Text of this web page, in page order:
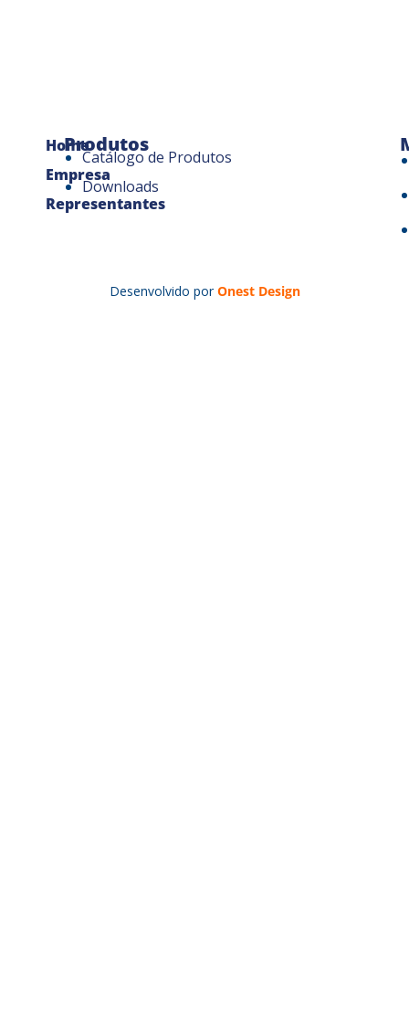
Home
Empresa
Representantes
Produtos
Catálogo de Produtos
Downloads
Desenvolvido por Onest Design